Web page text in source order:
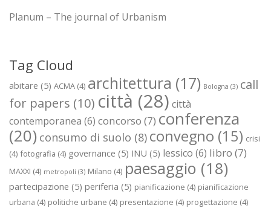
Planum – The journal of Urbanism
Tag Cloud
abitare (5) ACMA (4) architettura (17) Bologna (3) call
for papers (10) città (28) città
contemporanea (6) concorso (7) conferenza
(20) consumo di suolo (8) convegno (15) crisi
(4) fotografia (4) governance (5) INU (5) lessico (6) libro (7)
MAXXI (4) metropoli (3) Milano (4) paesaggio (18)
partecipazione (5) periferia (5) pianificazione (4) pianificazione
urbana (4) politiche urbane (4) presentazione (4) progettazione (4)